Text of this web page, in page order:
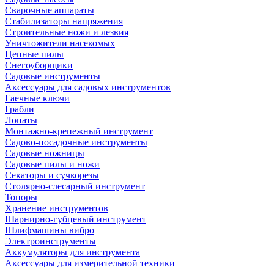
Сварочные аппараты
Стабилизаторы напряжения
Строительные ножи и лезвия
Уничтожители насекомых
Цепные пилы
Снегоуборщики
Садовые инструменты
Аксессуары для садовых инструментов
Гаечные ключи
Грабли
Лопаты
Монтажно-крепежный инструмент
Садово-посадочные инструменты
Садовые ножницы
Садовые пилы и ножи
Секаторы и сучкорезы
Столярно-слесарный инструмент
Топоры
Хранение инструментов
Шарнирно-губцевый инструмент
Шлифмашины вибро
Электроинструменты
Аккумуляторы для инструмента
Аксессуары для измерительной техники